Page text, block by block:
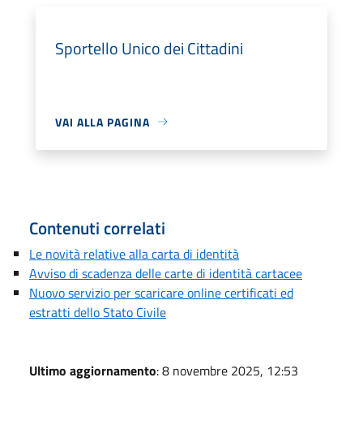
Sportello Unico dei Cittadini
VAI ALLA PAGINA
Contenuti correlati
Le novità relative alla carta di identità
Avviso di scadenza delle carte di identità cartacee
Nuovo servizio per scaricare online certificati ed
estratti dello Stato Civile
Ultimo aggiornamento: 8 novembre 2025, 12:53